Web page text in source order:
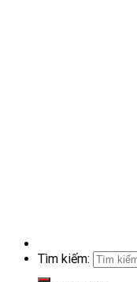
Tìm kiếm: